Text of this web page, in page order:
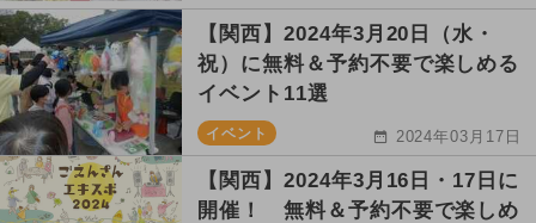
【関西】2024年3月20日（水・
祝）に無料＆予約不要で楽しめる
イベント11選
イベント 2024年03月17日
【関西】2024年3月16日・17日に
開催！ 無料＆予約不要で楽しめ